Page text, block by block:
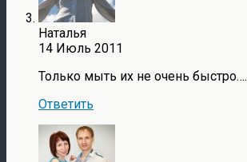
Наталья
14 Июль 2011
Только мыть их не очень быстро….
Ответить